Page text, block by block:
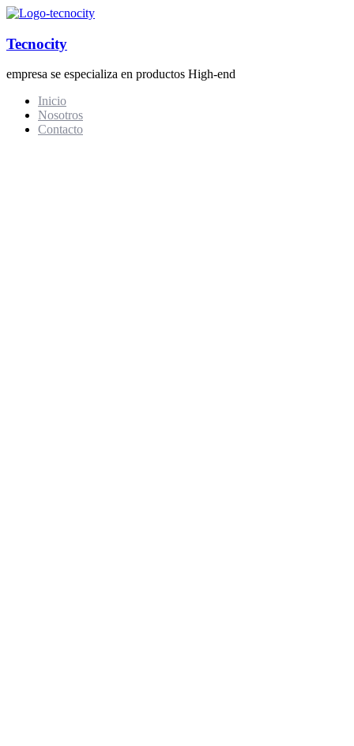
Tecnocity
empresa se especializa en productos High-end
Inicio
Nosotros
Contacto